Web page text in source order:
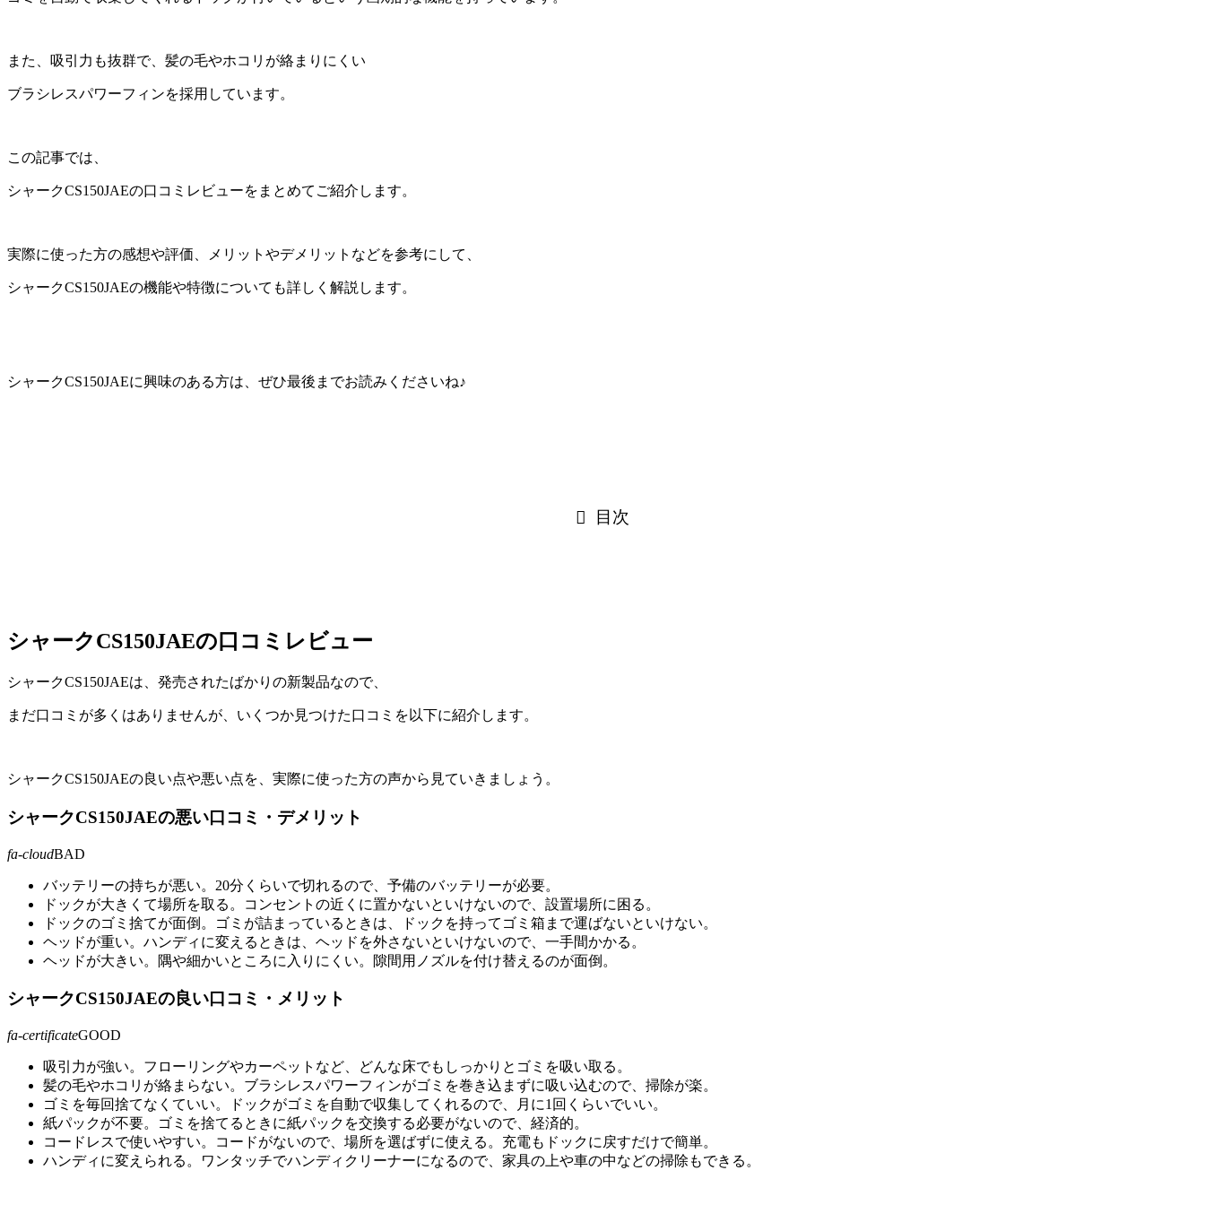
また、吸引力も抜群で、髪の毛やホコリが絡まりにくい
ブラシレスパワーフィンを採用しています。
この記事では、
シャークCS150JAEの口コミレビューをまとめてご紹介します。
実際に使った方の感想や評価、メリットやデメリットなどを参考にして、
シャークCS150JAEの機能や特徴についても詳しく解説します。
シャークCS150JAEに興味のある方は、ぜひ最後までお読みくださいね♪
目次
シャークCS150JAEの口コミレビュー
シャークCS150JAEは、発売されたばかりの新製品なので、
まだ口コミが多くはありませんが、いくつか見つけた口コミを以下に紹介します。
シャークCS150JAEの良い点や悪い点を、実際に使った方の声から見ていきましょう。
シャークCS150JAEの悪い口コミ・デメリット
fa-cloudBAD
バッテリーの持ちが悪い。20分くらいで切れるので、予備のバッテリーが必要。
ドックが大きくて場所を取る。コンセントの近くに置かないといけないので、設置場所に困る。
ドックのゴミ捨てが面倒。ゴミが詰まっているときは、ドックを持ってゴミ箱まで運ばないといけない。
ヘッドが重い。ハンディに変えるときは、ヘッドを外さないといけないので、一手間かかる。
ヘッドが大きい。隅や細かいところに入りにくい。隙間用ノズルを付け替えるのが面倒。
シャークCS150JAEの良い口コミ・メリット
fa-certificateGOOD
吸引力が強い。フローリングやカーペットなど、どんな床でもしっかりとゴミを吸い取る。
髪の毛やホコリが絡まらない。ブラシレスパワーフィンがゴミを巻き込まずに吸い込むので、掃除が楽。
ゴミを毎回捨てなくていい。ドックがゴミを自動で収集してくれるので、月に1回くらいでいい。
紙パックが不要。ゴミを捨てるときに紙パックを交換する必要がないので、経済的。
コードレスで使いやすい。コードがないので、場所を選ばずに使える。充電もドックに戻すだけで簡単。
ハンディに変えられる。ワンタッチでハンディクリーナーになるので、家具の上や車の中などの掃除もできる。